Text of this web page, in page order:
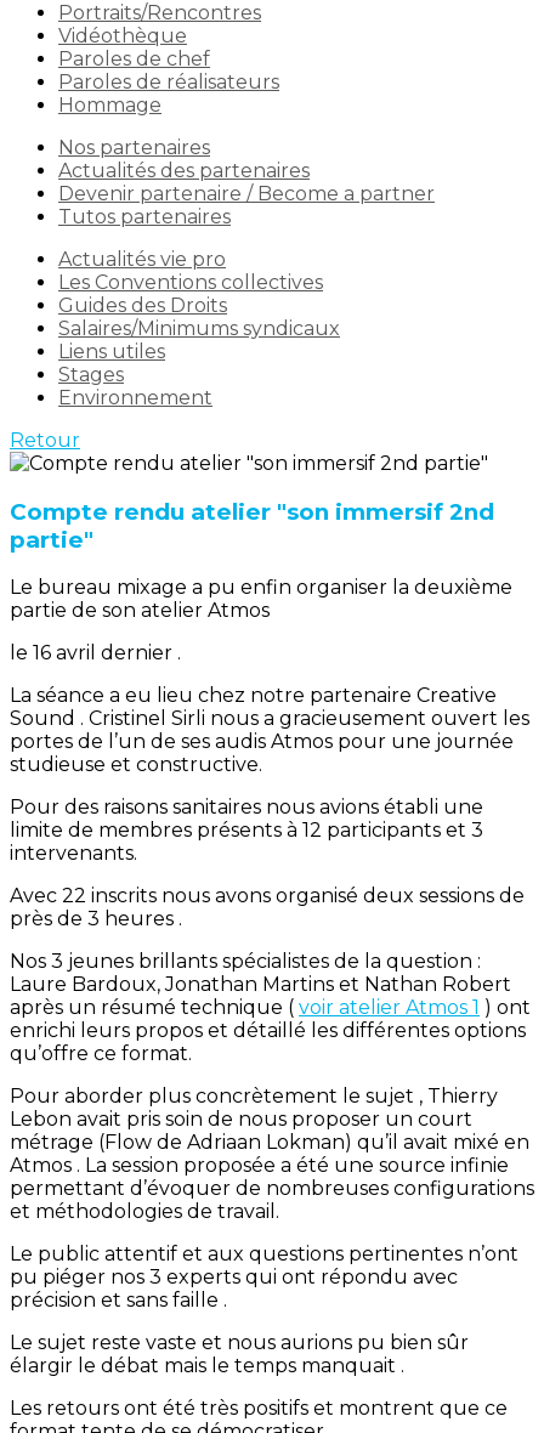
Portraits/Rencontres
Vidéothèque
Paroles de chef
Paroles de réalisateurs
Hommage
Nos partenaires
Actualités des partenaires
Devenir partenaire / Become a partner
Tutos partenaires
Actualités vie pro
Les Conventions collectives
Guides des Droits
Salaires/Minimums syndicaux
Liens utiles
Stages
Environnement
Retour
Compte rendu atelier "son immersif 2nd
partie"
Le bureau mixage a pu enfin organiser la deuxième
partie de son atelier Atmos
le 16 avril dernier .
La séance a eu lieu chez notre partenaire Creative
Sound . Cristinel Sirli nous a gracieusement ouvert les
portes de l’un de ses audis Atmos pour une journée
studieuse et constructive.
Pour des raisons sanitaires nous avions établi une
limite de membres présents à 12 participants et 3
intervenants.
Avec 22 inscrits nous avons organisé deux sessions de
près de 3 heures .
Nos 3 jeunes brillants spécialistes de la question :
Laure Bardoux, Jonathan Martins et Nathan Robert
après un résumé technique ( voir atelier Atmos 1 ) ont
enrichi leurs propos et détaillé les différentes options
qu’offre ce format.
Pour aborder plus concrètement le sujet , Thierry
Lebon avait pris soin de nous proposer un court
métrage (Flow de Adriaan Lokman) qu’il avait mixé en
Atmos . La session proposée a été une source infinie
permettant d’évoquer de nombreuses configurations
et méthodologies de travail.
Le public attentif et aux questions pertinentes n’ont
pu piéger nos 3 experts qui ont répondu avec
précision et sans faille .
Le sujet reste vaste et nous aurions pu bien sûr
élargir le débat mais le temps manquait .
Les retours ont été très positifs et montrent que ce